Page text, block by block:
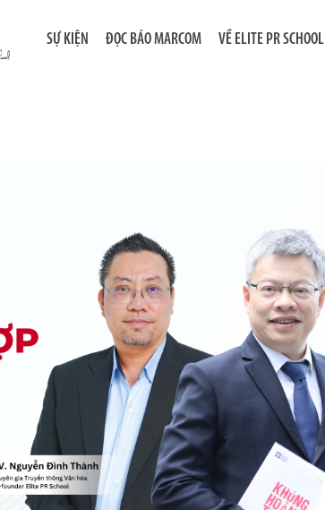
SỰ KIỆN ĐỌC BÁO MARCOM VỀ ELITE PR SCHOOL